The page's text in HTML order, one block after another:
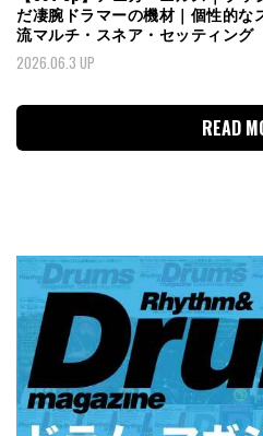
だ凄腕ドラマーの機材｜個性的な
流マルチ・スネア・セッティング
2026.06.3 UP
READ